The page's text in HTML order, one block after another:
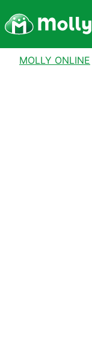
MOLLY ONLINE